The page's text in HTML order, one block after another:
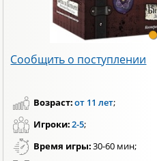
Сообщить о поступлении
Возраст:от 11 лет;
Игроки:2-5;
Время игры:30-60 мин;